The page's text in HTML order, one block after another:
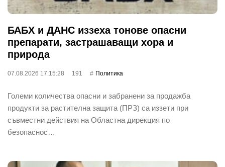
БАБХ и ДАНС иззеха тонове опасни
препарати, застрашаващи хора и
природа
07.08.2026 17:15:28 191 Политика
Големи количества опасни и забранени за продажба
продукти за растителна защита (ПРЗ) са иззети при
съвместни действия на Областна дирекция по
безопаснос…